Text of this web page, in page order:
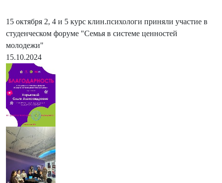
15 октября 2, 4 и 5 курс клин.психологи приняли участие в
студенческом форуме "Семья в системе ценностей
молодежи"
15.10.2024